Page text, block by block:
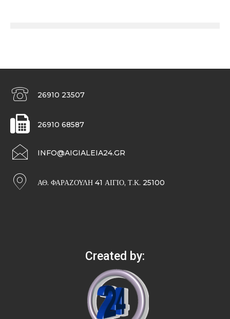
26910 23507
26910 68587
INFO@AIGIALEIA24.GR
ΑΘ. ΦΑΡΑΖΟΥΛΉ 41 ΑΊΓΙΟ, Τ.Κ. 25100
Created by: